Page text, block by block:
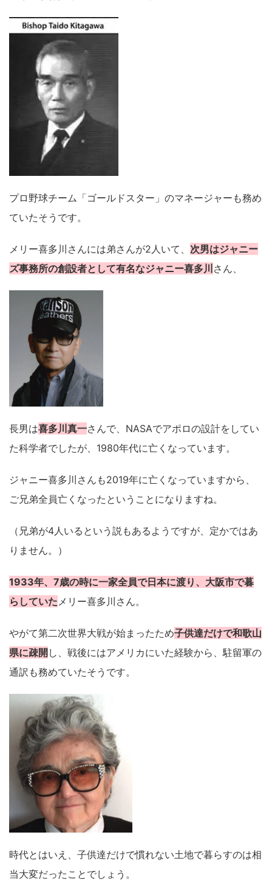
プロ野球チーム「ゴールドスター」のマネージャーも務め
ていたそうです。
メリー喜多川さんには弟さんが2人いて、 次男はジャニー
ズ事務所の創設者として有名なジャニー喜多川 さん、
長男は喜多川真一さんで、NASAでアポロの設計をしてい
た科学者でしたが、1980年代に亡くなっています。
ジャニー喜多川さんも2019年に亡くなっていますから、
ご兄弟全員亡くなったということになりますね。
（兄弟が4人いるという説もあるようですが、定かではあ
りません。）
1933年、7歳の時に一家全員で日本に渡り、大阪市で暮
らしていた メリー喜多川さん。
やがて第二次世界大戦が始まったため子供達だけで和歌山
県に疎開し、戦後にはアメリカにいた経験から、駐留軍の
通訳も務めていたそうです。
時代とはいえ、子供達だけで慣れない土地で暮らすのは相
当大変だったことでしょう。